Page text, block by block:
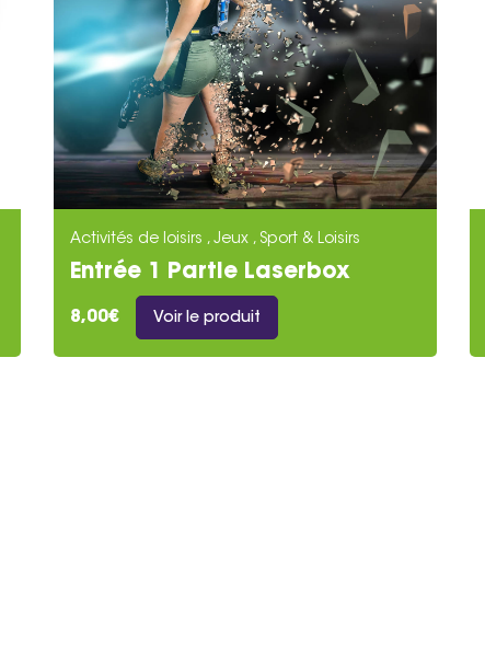
Activités de loisirs , Jeux , Sport & Loisirs
Entrée 1 Partie Laserbox
8,00€ Voir le produit